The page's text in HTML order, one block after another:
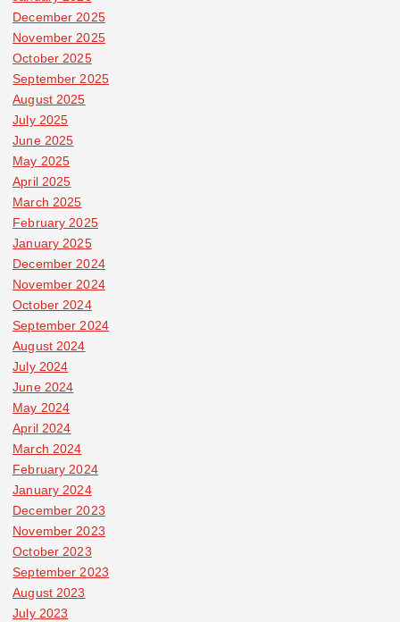
December 2025
November 2025
October 2025
September 2025
August 2025
July 2025
June 2025
May 2025
April 2025
March 2025
February 2025
January 2025
December 2024
November 2024
October 2024
September 2024
August 2024
July 2024
June 2024
May 2024
April 2024
March 2024
February 2024
January 2024
December 2023
November 2023
October 2023
September 2023
August 2023
July 2023